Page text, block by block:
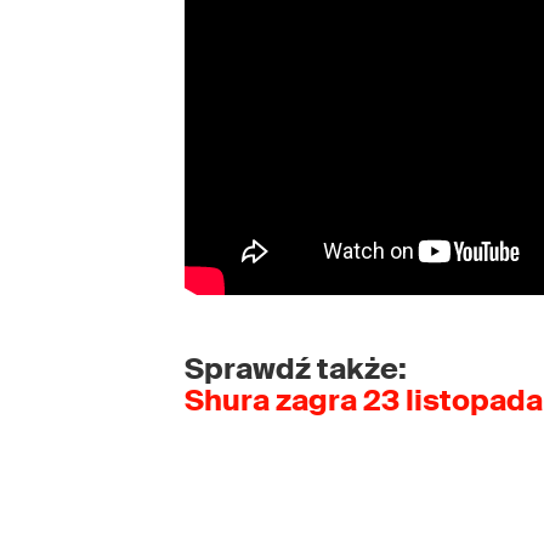
Sprawdź także:
Shura zagra 23